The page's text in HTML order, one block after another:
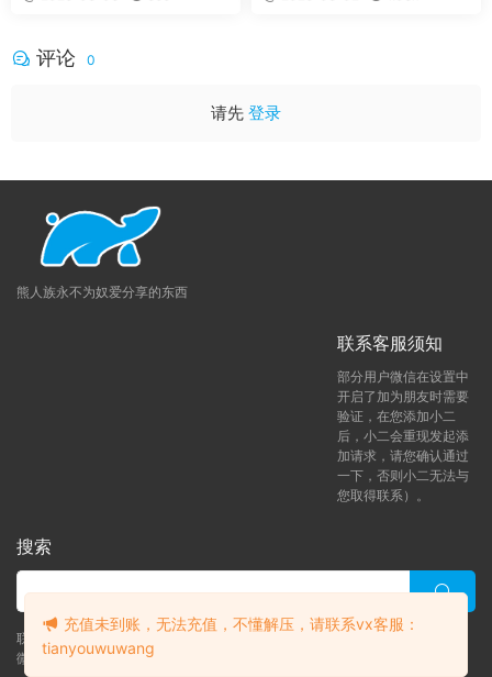
评论 0
请先 登录
熊人族永不为奴爱分享的东西
联系客服须知
部分用户微信在设置中
开启了加为朋友时需要
验证，在您添加小二
后，小二会重现发起添
加请求，请您确认通过
一下，否则小二无法与
您取得联系）。
搜索
联系客服 (添加后告诉客服-来自熊人族咨询问题)
微信客服（tianyouwuwang）
充值未到账，无法充值，不懂解压，请联系vx客服：
tianyouwuwang